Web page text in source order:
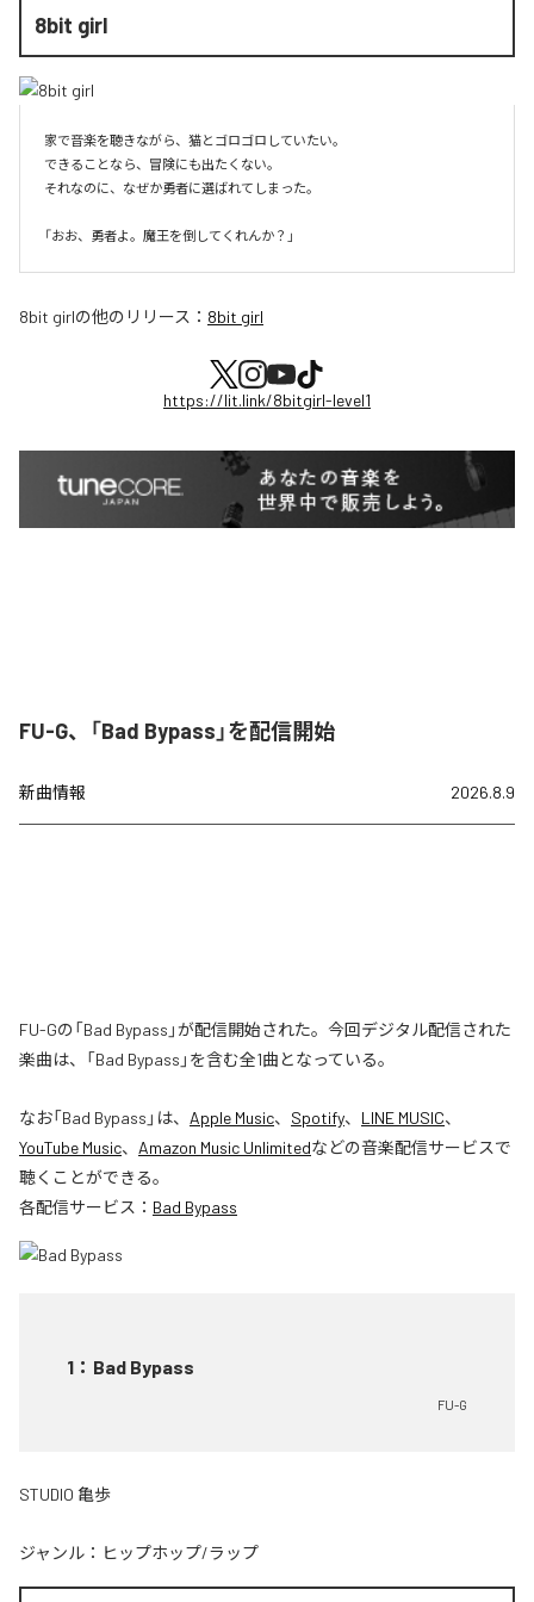
8bit girl
家で音楽を聴きながら、猫とゴロゴロしていたい。
できることなら、冒険にも出たくない。
それなのに、なぜか勇者に選ばれてしまった。
8bit girlの他のリリース： 8bit girl
https://lit.link/8bitgirl-level1
FU-G、「Bad Bypass」を配信開始
新曲情報 2026.8.9
FU-Gの「Bad Bypass」が配信開始された。今回デジタル配信された
楽曲は、「Bad Bypass」を含む全1曲となっている。
なお「Bad Bypass 」は、 Apple Music、 Spotify、 LINE MUSIC、
YouTube Music、 Amazon Music Unlimitedなどの音楽配信サービスで
聴くことができる。
各配信サービス： Bad Bypass
1 ： Bad Bypass
FU-G
STUDIO 亀歩
ジャンル： ヒップホップ/ラップ